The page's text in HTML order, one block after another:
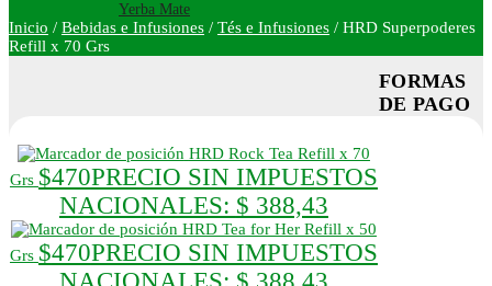
Yerba Mate
Inicio / Bebidas e Infusiones / Tés e Infusiones / HRD Superpoderes
Refill x 70 Grs
HRD Rock Tea Refill x 70
Grs $470PRECIO SIN IMPUESTOS
NACIONALES: $ 388,43
HRD Tea for Her Refill x 50
Grs $470PRECIO SIN IMPUESTOS
FORMAS
DE PAGO